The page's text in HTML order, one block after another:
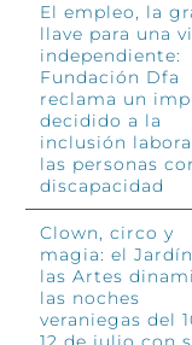
El empleo, la
llave para una
independiente:
Fundación Dfa
reclama un
decidido a la
inclusión
las personas
discapacidad
Clown, circo y
magia: el
las Artes
las noches
veraniegas del